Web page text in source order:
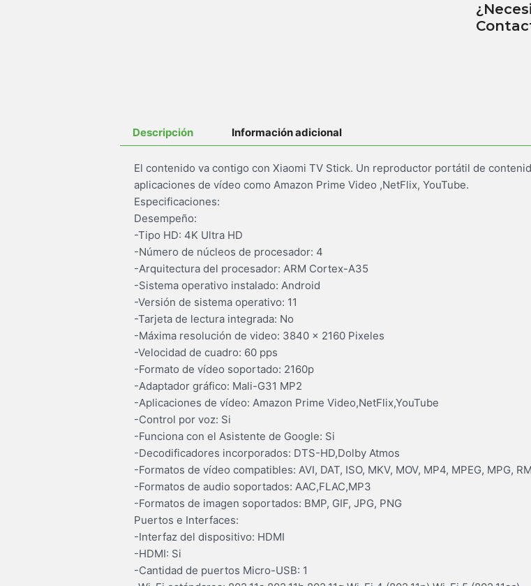
Descripción Información adicional
El contenido va contigo con Xiaomi TV Stick. Un reproductor portátil de
aplicaciones de vídeo como Amazon Prime Video ,NetFlix, YouTube.
Especificaciones:
Desempeño:
-Tipo HD: 4K Ultra HD
-Número de núcleos de procesador: 4
-Arquitectura del procesador: ARM Cortex-A35
-Sistema operativo instalado: Android
-Versión de sistema operativo: 11
-Tarjeta de lectura integrada: No
-Máxima resolución de video: 3840 x 2160 Pixeles
-Velocidad de cuadro: 60 pps
-Formato de vídeo soportado: 2160p
-Adaptador gráfico: Mali-G31 MP2
-Aplicaciones de vídeo: Amazon Prime Video,NetFlix,YouTube
-Control por voz: Si
-Funciona con el Asistente de Google: Si
-Decodificadores incorporados: DTS-HD,Dolby Atmos
-Formatos de vídeo compatibles: AVI, DAT, ISO, MKV, MOV, MP4, MPEG, MPG, RM
-Formatos de audio soportados: AAC,FLAC,MP3
-Formatos de imagen soportados: BMP, GIF, JPG, PNG
Puertos e Interfaces:
-Interfaz del dispositivo: HDMI
-HDMI: Si
-Cantidad de puertos Micro-USB: 1